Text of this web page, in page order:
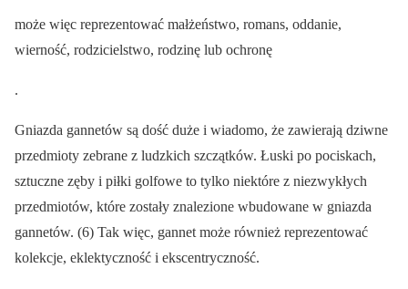
może więc reprezentować małżeństwo, romans, oddanie,
wierność, rodzicielstwo, rodzinę lub ochronę
.
Gniazda gannetów są dość duże i wiadomo, że zawierają dziwne
przedmioty zebrane z ludzkich szczątków. Łuski po pociskach,
sztuczne zęby i piłki golfowe to tylko niektóre z niezwykłych
przedmiotów, które zostały znalezione wbudowane w gniazda
gannetów. (6) Tak więc, gannet może również reprezentować
kolekcje, eklektyczność i ekscentryczność.